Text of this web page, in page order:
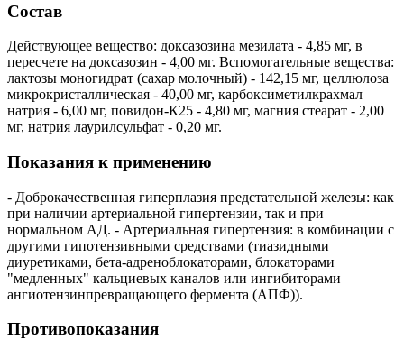
Состав
Действующее вещество: доксазозина мезилата - 4,85 мг, в
пересчете на доксазозин - 4,00 мг. Вспомогательные вещества:
лактозы моногидрат (сахар молочный) - 142,15 мг, целлюлоза
микрокристаллическая - 40,00 мг, карбоксиметилкрахмал
натрия - 6,00 мг, повидон-К25 - 4,80 мг, магния стеарат - 2,00
мг, натрия лаурилсульфат - 0,20 мг.
Показания к применению
- Доброкачественная гиперплазия предстательной железы: как
при наличии артериальной гипертензии, так и при
нормальном АД. - Артериальная гипертензия: в комбинации с
другими гипотензивными средствами (тиазидными
диуретиками, бета-адреноблокаторами, блокаторами
"медленных" кальциевых каналов или ингибиторами
ангиотензинпревращающего фермента (АПФ)).
Противопоказания